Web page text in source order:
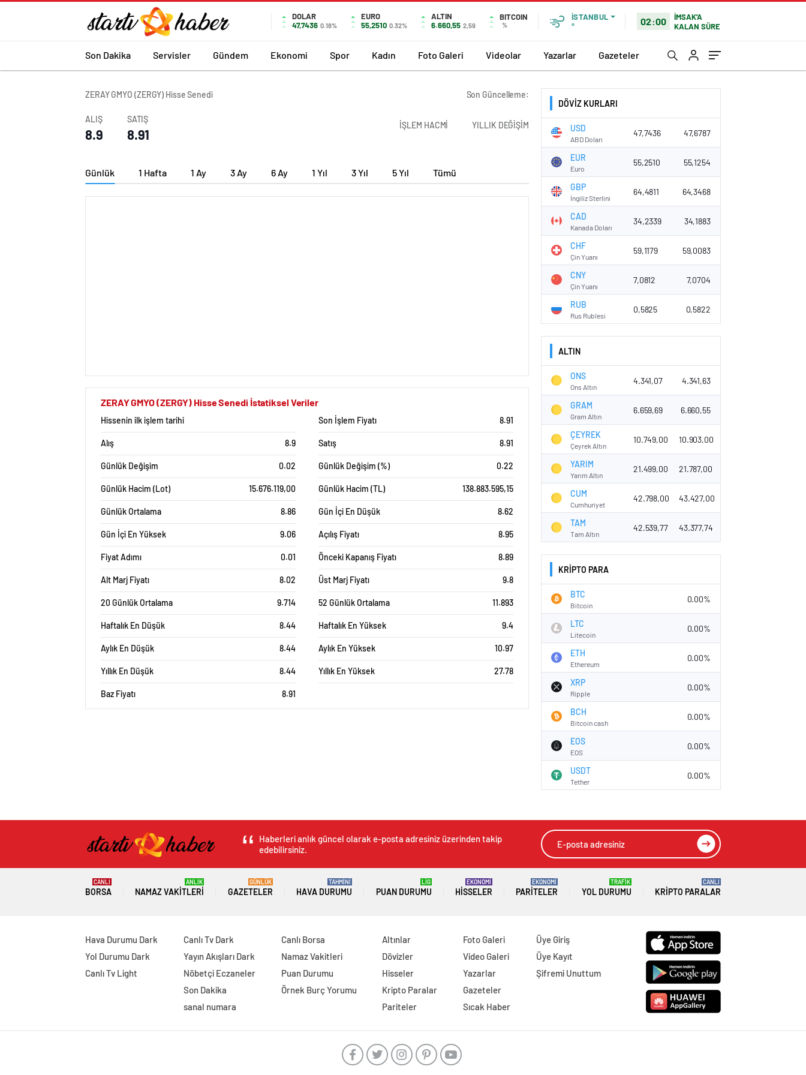
DOLAR
47,7436 0.18%
EURO
55,2510 0.32%
ALTIN
6.660,55 2,59
BITCOIN
%
İSTANBUL
°
02:00
İMSAK'A
KALAN SÜRE
Son Dakika Servisler Gündem Ekonomi Spor Kadın Foto Galeri Videolar Yazarlar Gazeteler
ZERAY GMYO (ZERGY) Hisse Senedi Son Güncelleme:
ALIŞ
8.9
SATIŞ
8.91
İŞLEM HACMİ YILLIK DEĞİŞİM
Günlük 1 Hafta 1 Ay 3 Ay 6 Ay 1 Yıl 3 Yıl 5 Yıl Tümü
ZERAY GMYO (ZERGY) Hisse Senedi İstatiksel Veriler
Hissenin ilk işlem tarihi Son İşlem Fiyatı 8.91
Alış 8.9 Satış 8.91
Günlük Değişim 0.02 Günlük Değişim (%) 0.22
Günlük Hacim (Lot) 15.676.119,00 Günlük Hacim (TL) 138.883.595,15
Günlük Ortalama 8.86 Gün İçi En Düşük 8.62
Gün İçi En Yüksek 9.06 Açılış Fiyatı 8.95
Fiyat Adımı 0.01 Önceki Kapanış Fiyatı 8.89
Alt Marj Fiyatı 8.02 Üst Marj Fiyatı 9.8
20 Günlük Ortalama 9.714 52 Günlük Ortalama 11.893
Haftalık En Düşük 8.44 Haftalık En Yüksek 9.4
Aylık En Düşük 8.44 Aylık En Yüksek 10.97
Yıllık En Düşük 8.44 Yıllık En Yüksek 27.78
Baz Fiyatı 8.91
DÖVİZ KURLARI
USD
ABD Doları
47,7436 47,6787
EUR
Euro
55,2510 55,1254
GBP
İngiliz Sterlini
64,4811 64,3468
CAD
Kanada Doları
34,2339 34,1883
CHF
Çin Yuanı
59,1179 59,0083
CNY
Çin Yuanı
7,0812 7,0704
RUB
Rus Rublesi
0,5825 0,5822
ALTIN
ONS
Ons Altın
4.341,07 4.341,63
GRAM
Gram Altın
6.659,69 6.660,55
ÇEYREK
Çeyrek Altın
10.749,00 10.903,00
YARIM
Yarım Altın
21.499,00 21.787,00
CUM
Cumhuriyet
42.798,00 43.427,00
TAM
Tam Altın
42.539,77 43.377,74
KRİPTO PARA
BTC
Bitcoin
0.00%
LTC
Litecoin
0.00%
ETH
Ethereum
0.00%
XRP
Ripple
0.00%
BCH
Bitcoin cash
0.00%
EOS
EOS
0.00%
USDT
Tether
0.00%
Haberleri anlık güncel olarak e-posta adresiniz üzerinden takip
edebilirsiniz.
BORSA
CANLI
NAMAZ VAKITLERI
ANLIK
GAZETELER
GÜNLÜK
HAVA DURUMU
TAHMİNİ
PUAN DURUMU
LİG
HISSELER
EKONOMİ
PARITELER
EKONOMİ
YOL DURUMU
TRAFİK
KRIPTO PARALAR
CANLI
Hava Durumu Dark
Yol Durumu Dark
Canlı Tv Light
Canlı Tv Dark
Yayın Akışları Dark
Nöbetçi Eczaneler
Son Dakika
sanal numara
Canlı Borsa
Namaz Vakitleri
Puan Durumu
Örnek Burç Yorumu
Altınlar
Dövizler
Hisseler
Kripto Paralar
Pariteler
Foto Galeri
Video Galeri
Yazarlar
Gazeteler
Sıcak Haber
Üye Giriş
Üye Kayıt
Şifremi Unuttum